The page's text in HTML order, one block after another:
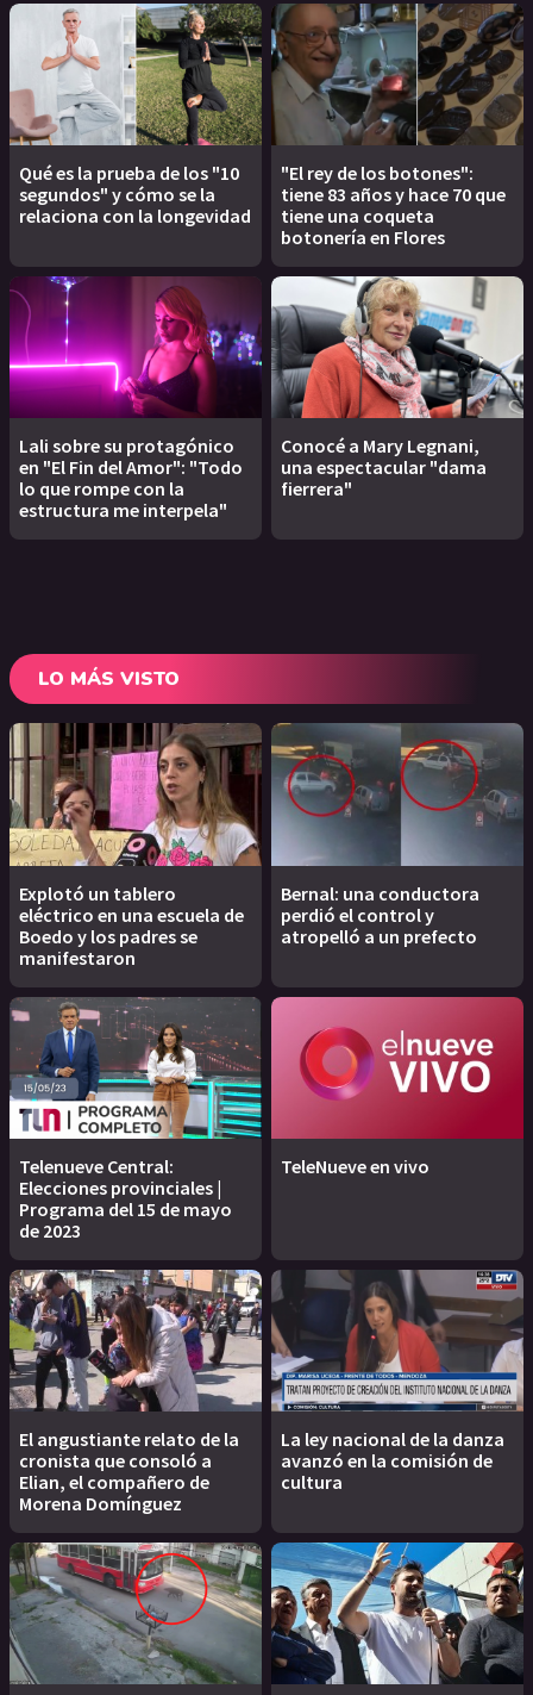
Qué es la prueba de los "10
segundos" y cómo se la
relaciona con la longevidad
"El rey de los botones":
tiene 83 años y hace 70 que
tiene una coqueta
botonería en Flores
Lali sobre su protagónico
en "El Fin del Amor": "Todo
lo que rompe con la
estructura me interpela"
Conocé a Mary Legnani,
una espectacular "dama
fierrera"
LO MÁS VISTO
Explotó un tablero
eléctrico en una escuela de
Boedo y los padres se
manifestaron
Bernal: una conductora
perdió el control y
atropelló a un prefecto
Telenueve Central:
Elecciones provinciales |
Programa del 15 de mayo
de 2023
TeleNueve en vivo
El angustiante relato de la
cronista que consoló a
Elian, el compañero de
Morena Domínguez
La ley nacional de la danza
avanzó en la comisión de
cultura